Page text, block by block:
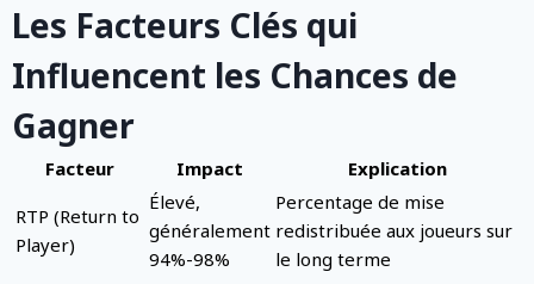
Les Facteurs Clés qui
Influencent les Chances de
Gagner
Facteur Impact
Explication
RTP (Return to
Player)
Élevé,
généralement
94%-98%
Percentage de mise
redistribuée aux joueurs sur
le long terme